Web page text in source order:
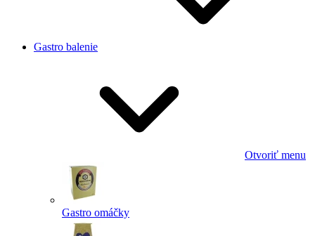
Gastro balenie
Otvoriť menu
Gastro omáčky